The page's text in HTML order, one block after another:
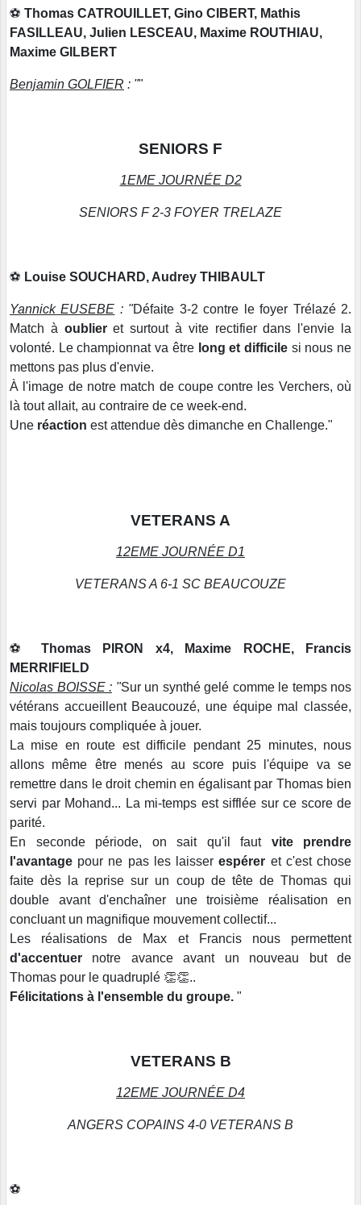
⚽️ Thomas CATROUILLET, Gino CIBERT, Mathis
FASILLEAU, Julien LESCEAU, Maxime ROUTHIAU,
Maxime GILBERT
Benjamin GOLFIER : ""
SENIORS F
1EME JOURNÉE D2
SENIORS F 2-3 FOYER TRELAZE
⚽️ Louise SOUCHARD, Audrey THIBAULT
Yannick EUSEBE : "Défaite 3-2 contre le foyer Trélazé 2.
Match à oublieret surtout à vite rectifier dans l'envie la
volonté. Le championnat va être long et difficilesi nous ne
mettons pas plus d'envie.
À l'image de notre match de coupe contre les Verchers, où
là tout allait, au contraire de ce week-end.
Une réaction est attendue dès dimanche en Challenge."
VETERANS A
12EME JOURNÉE D1
VETERANS A 6-1 SC BEAUCOUZE
⚽️ Thomas PIRON x4, Maxime ROCHE, Francis
MERRIFIELD
Nicolas BOISSE : "Sur un synthé gelé comme le temps nos
vétérans accueillent Beaucouzé, une équipe mal classée,
mais toujours compliquée à jouer.
La mise en route est difficile pendant 25 minutes, nous
allons même être menés au score puis l'équipe va se
remettre dans le droit chemin en égalisant par Thomas bien
servi par Mohand... La mi-temps est sifflée sur ce score de
parité.
En seconde période, on sait qu'il faut vite prendre
l'avantage pour ne pas les laisserespérer et c'est chose
faite dès la reprise sur un coup de tête de Thomas qui
double avant d'enchaîner une troisième réalisation en
concluant un magnifique mouvement collectif...
Les réalisations de Max et Francis nous permettent
d'accentuer notre avance avant un nouveau but de
Thomas pour le quadruplé 👏👏..
Félicitations à l'ensemble du groupe. "
VETERANS B
12EME JOURNÉE D4
ANGERS COPAINS 4-0 VETERANS B
⚽️